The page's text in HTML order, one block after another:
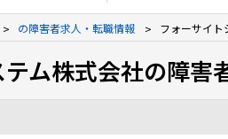
の障害者求人・転職情報 フォーサイト
ム株式会社の障害